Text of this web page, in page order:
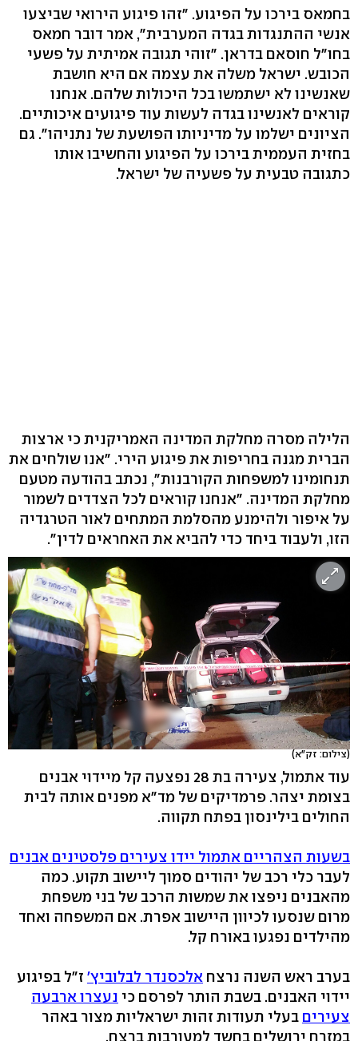
בחמאס בירכו על הפיגוע. "זהו פיגוע הירואי שביצעו
אנשי ההתנגדות בגדה המערבית", אמר דובר חמאס
בחו"ל חוסאם בדראן. "זוהי תגובה אמיתית על פשעי
הכובש. ישראל משלה את עצמה אם היא חושבת
שאנשינו לא ישתמשו בכל היכולות שלהם. אנחנו
קוראים לאנשינו בגדה לעשות עוד פיגועים איכותיים.
הציונים ישלמו על מדיניותו הפושעת של נתניהו". גם
בחזית העממית בירכו על הפיגוע והחשיבו אותו
כתגובה טבעית על פשעיה של ישראל.
הלילה מסרה מחלקת המדינה האמריקנית כי ארצות
הברית מגנה בחריפות את פיגוע הירי. "אנו שולחים את
תנחומינו למשפחות הקורבנות", נכתב בהודעה מטעם
מחלקת המדינה. "אנחנו קוראים לכל הצדדים לשמור
על איפור ולהימנע מהסלמת המתחים לאור הטרגדיה
הזו, ולעבוד ביחד כדי להביא את האחראים לדין".
(צילום: זק"א)
עוד אתמול, צעירה בת 28 נפצעה קל מיידוי אבנים
בצומת יצהר. פרמדיקים של מד"א מפנים אותה לבית
החולים בילינסון בפתח תקווה.
בשעות הצהריים אתמול יידו צעירים פלסטינים אבנים
לעבר כלי רכב של יהודים סמוך ליישוב תקוע. כמה
מהאבנים ניפצו את שמשות הרכב של בני משפחת
מרום שנסעו לכיוון היישוב אפרת. אם המשפחה ואחד
מהילדים נפגעו באורח קל.
בערב ראש השנה נרצח אלכסנדר לבלוביץ' ז"ל בפיגוע
יידוי האבנים. בשבת הותר לפרסם כי נעצרו ארבעה
צעירים בעלי תעודות זהות ישראליות מצור באהר
במזרח ירושלים בחשד למעורבות ברצח.